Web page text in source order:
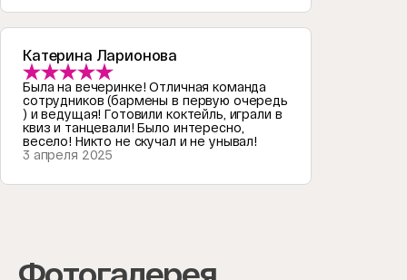
Катерина Ларионова
Была на вечеринке! Отличная команда
сотрудников (бармены в первую очередь
) и ведущая! Готовили коктейль, играли в
квиз и танцевали! Было интересно,
весело! Никто не скучал и не унывал!
3 апреля 2025